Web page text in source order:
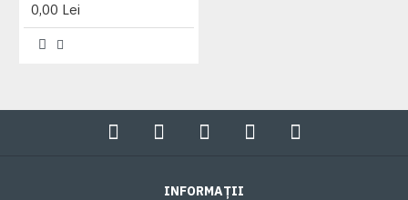
0,00 Lei
INFORMAȚII